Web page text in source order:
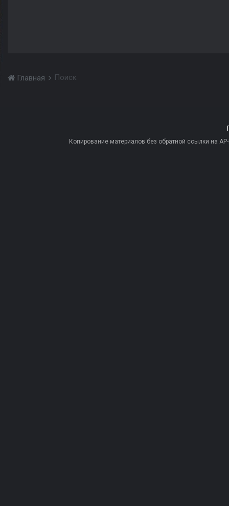
Главная Поиск
Копирование материалов без обратной ссылки на